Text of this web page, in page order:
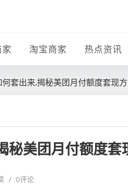
淘宝商家 热点资讯
套出来,揭秘美团月付额度套现
秘美团月付额度套
/ 0评论